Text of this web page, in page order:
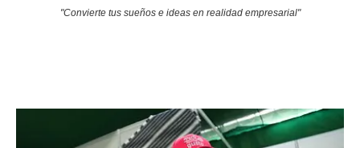
"Convierte tus sueños e ideas en realidad empresarial"